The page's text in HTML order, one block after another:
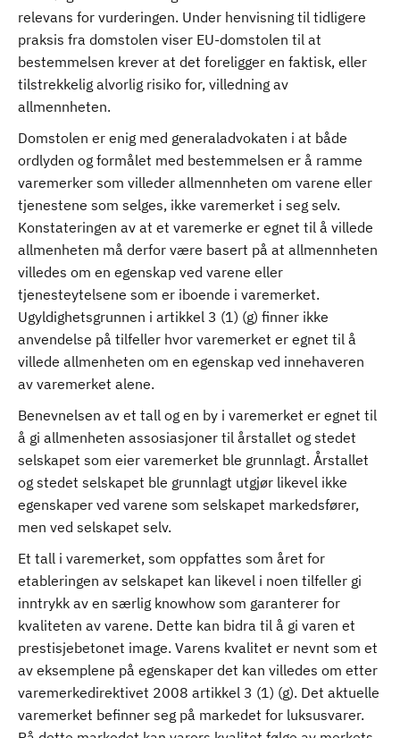
relevans for vurderingen. Under henvisning til tidligere
praksis fra domstolen viser EU-domstolen til at
bestemmelsen krever at det foreligger en faktisk, eller
tilstrekkelig alvorlig risiko for, villedning av
allmennheten.
Domstolen er enig med generaladvokaten i at både
ordlyden og formålet med bestemmelsen er å ramme
varemerker som villeder allmennheten om varene eller
tjenestene som selges, ikke varemerket i seg selv.
Konstateringen av at et varemerke er egnet til å villede
allmenheten må derfor være basert på at allmennheten
villedes om en egenskap ved varene eller
tjenesteytelsene som er iboende i varemerket.
Ugyldighetsgrunnen i artikkel 3 (1) (g) finner ikke
anvendelse på tilfeller hvor varemerket er egnet til å
villede allmenheten om en egenskap ved innehaveren
av varemerket alene.
Benevnelsen av et tall og en by i varemerket er egnet til
å gi allmenheten assosiasjoner til årstallet og stedet
selskapet som eier varemerket ble grunnlagt. Årstallet
og stedet selskapet ble grunnlagt utgjør likevel ikke
egenskaper ved varene som selskapet markedsfører,
men ved selskapet selv.
Et tall i varemerket, som oppfattes som året for
etableringen av selskapet kan likevel i noen tilfeller gi
inntrykk av en særlig knowhow som garanterer for
kvaliteten av varene. Dette kan bidra til å gi varen et
prestisjebetonet image. Varens kvalitet er nevnt som et
av eksemplene på egenskaper det kan villedes om etter
varemerkedirektivet 2008 artikkel 3 (1) (g). Det aktuelle
varemerket befinner seg på markedet for luksusvarer.